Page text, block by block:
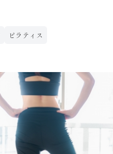
ピラティス